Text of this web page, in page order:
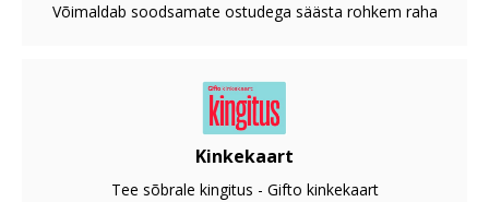
Võimaldab soodsamate ostudega säästa rohkem raha
Kinkekaart
Tee sõbrale kingitus - Gifto kinkekaart